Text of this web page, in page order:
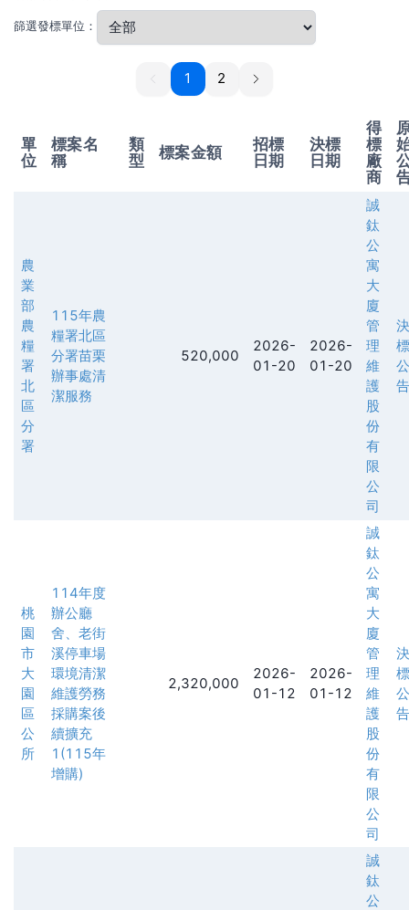
篩選發標單位：
11 2
單
位
標案名
稱
類
型
標案金額
招標
日期
決標
日期
得
標
廠
商
農
業
部
農
糧
署
北
區
分
署
115年農
糧署北區
分署苗栗
辦事處清
潔服務
520,000
2026-
01-20
2026-
01-20
誠
鈦
公
寓
大
廈
管
理
維
護
股
份
有
限
公
司
決
標
公
告
桃
園
市
大
園
區
公
所
114年度
辦公廳
舍、老街
溪停車場
環境清潔
維護勞務
採購案後
續擴充
1(115年
增購)
2,320,000
2026-
01-12
2026-
01-12
誠
鈦
公
寓
大
廈
管
理
維
護
股
份
有
限
公
司
決
標
公
告
誠
鈦
公